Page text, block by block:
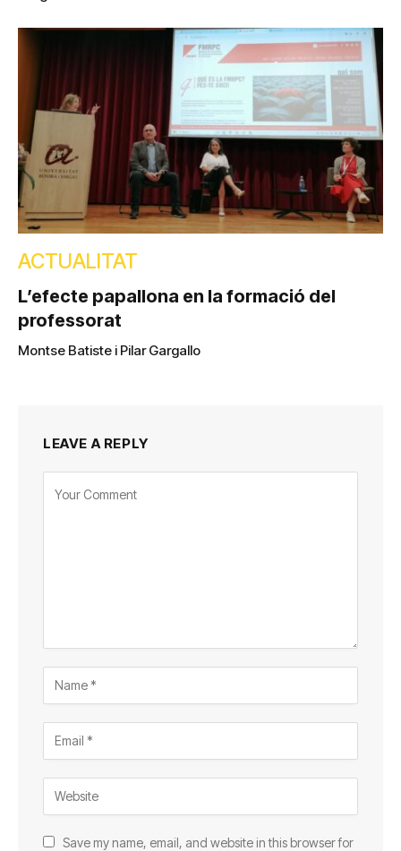
ACTUALITAT
L’efecte papallona en la formació del
professorat
Montse Batiste i Pilar Gargallo
LEAVE A REPLY
Save my name, email, and website in this browser for